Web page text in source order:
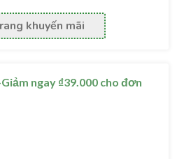
khuyến mãi
ngay ₫39.000 cho đơn